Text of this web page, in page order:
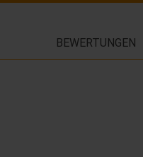
BEWERTUNGEN